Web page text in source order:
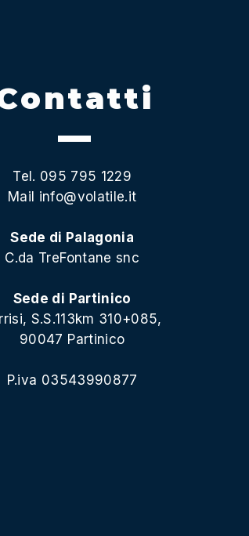
Tel. 095 795 1229
Mail info@volatile.it
Sede di Palagonia
C.da TreFontane snc
Sede di Partinico
S.S.113km 310+085,
90047 Partinico
P.iva 03543990877